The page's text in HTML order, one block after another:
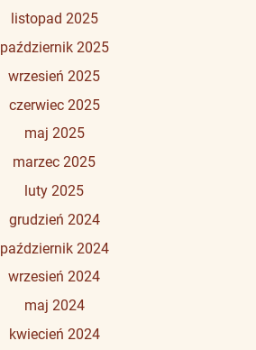
listopad 2025
październik 2025
wrzesień 2025
czerwiec 2025
maj 2025
marzec 2025
luty 2025
grudzień 2024
październik 2024
wrzesień 2024
maj 2024
kwiecień 2024